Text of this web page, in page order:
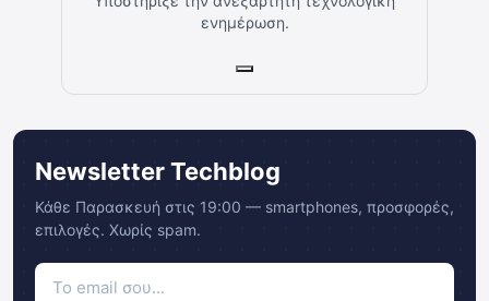
ενημέρωση.
Newsletter Techblog
Κάθε Παρασκευή στις 19:00 — smartphones, προσφορές,
επιλογές. Χωρίς spam.